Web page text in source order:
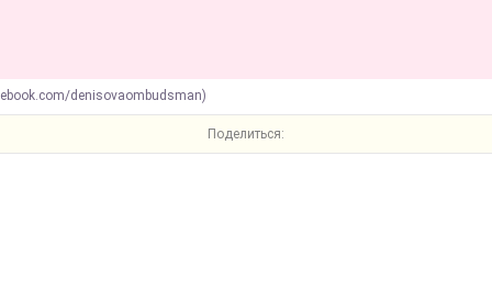
denisovaombudsman)
Поделиться: